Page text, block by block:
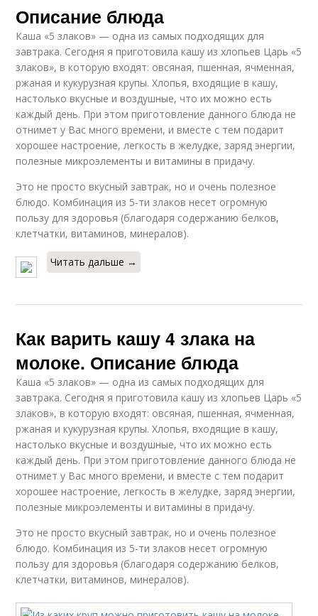
Описание блюда
Каша «5 злаков» — одна из самых подходящих для
завтрака. Сегодня я приготовила кашу из хлопьев Царь «5
злаков», в которую входят: овсяная, пшенная, ячменная,
ржаная и кукурузная крупы. Хлопья, входящие в кашу,
настолько вкусные и воздушные, что их можно есть
каждый день. При этом приготовление данного блюда не
отнимет у Вас много времени, и вместе с тем подарит
хорошее настроение, легкость в желудке, заряд энергии,
полезные микроэлементы и витамины в придачу.
Это не просто вкусный завтрак, но и очень полезное
блюдо. Комбинация из 5-ти злаков несет огромную
пользу для здоровья (благодаря содержанию белков,
клетчатки, витаминов, минералов).
Читать дальше →
Как варить кашу 4 злака на
молоке. Описание блюда
Каша «5 злаков» — одна из самых подходящих для
завтрака. Сегодня я приготовила кашу из хлопьев Царь «5
злаков», в которую входят: овсяная, пшенная, ячменная,
ржаная и кукурузная крупы. Хлопья, входящие в кашу,
настолько вкусные и воздушные, что их можно есть
каждый день. При этом приготовление данного блюда не
отнимет у Вас много времени, и вместе с тем подарит
хорошее настроение, легкость в желудке, заряд энергии,
полезные микроэлементы и витамины в придачу.
Это не просто вкусный завтрак, но и очень полезное
блюдо. Комбинация из 5-ти злаков несет огромную
пользу для здоровья (благодаря содержанию белков,
клетчатки, витаминов, минералов).